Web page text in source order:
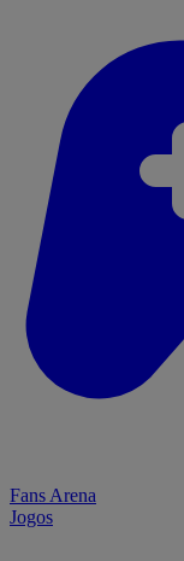
Fans Arena
Jogos